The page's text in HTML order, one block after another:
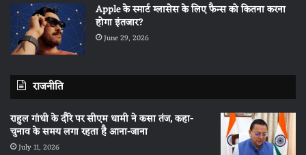
Apple के स्मार्ट ग्लासेस के लिए फैन्स को कितना करना
होगा इंतजार?
June 29, 2026
राजनीति
राहुल गांधी के दौरे पर सीएम धामी ने कसा तंज, कहा-
चुनाव के समय लगा रहता है आना-जाना
July 11, 2026